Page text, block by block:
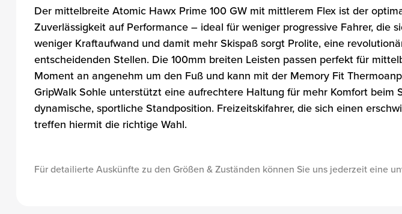
Der mittelbreite Atomic Hawx Prime 100 GW mit mittlerem Flex ist der
Zuverlässigkeit auf Performance – ideal für weniger progressive Fahrer,
weniger Kraftaufwand und damit mehr Skispaß sorgt Prolite, eine
entscheidenden Stellen. Die 100mm breiten Leisten passen perfekt für
Moment an angenehm um den Fuß und kann mit der Memory Fit
GripWalk Sohle unterstützt eine aufrechtere Haltung für mehr Komfort
dynamische, sportliche Standposition. Freizeitskifahrer, die sich einen
treffen hiermit die richtige Wahl.
Für detailierte Auskünfte zu den Größen & Zuständen können Sie uns jederzeit eine